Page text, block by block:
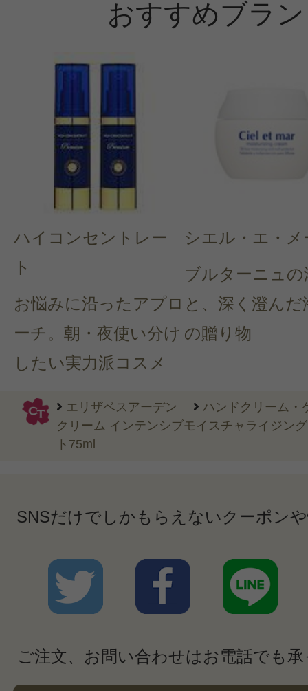
おすすめブラ
ハイコンセントレー
ト
お悩みに沿ったアプロ
ーチ。朝・夜使い分け
したい実力派コスメ
シエル・エ・メ
ブルターニュの
と、深く澄んだ
の贈り物
エリザベスアーデン
ハンドクリーム・
クリーム インテンシブモイスチャライジン
ト75ml
SNSだけでしかもらえないクーポン
ご注文、お問い合わせはお電話でも